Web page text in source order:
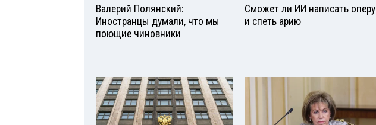
Валерий Полянский:
Иностранцы думали, что мы
поющие чиновники
Сможет ли ИИ написать оперу
и спеть арию